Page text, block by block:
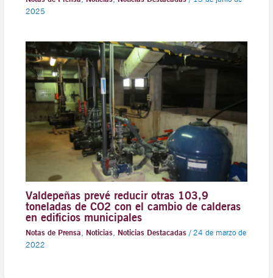
2025
Valdepeñas prevé reducir otras 103,9
toneladas de CO2 con el cambio de calderas
en edificios municipales
Notas de Prensa Noticias, Noticias Destacadas/ 24 de marzo de
2022